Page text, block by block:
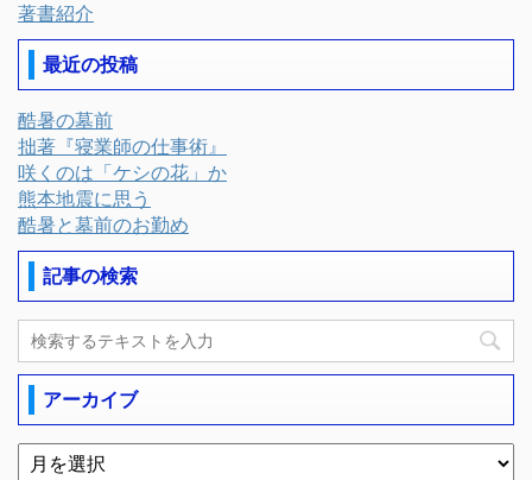
著書紹介
最近の投稿
酷暑の墓前
拙著『寝業師の仕事術』
咲くのは「ケシの花」か
熊本地震に思う
酷暑と墓前のお勤め
記事の検索
アーカイブ